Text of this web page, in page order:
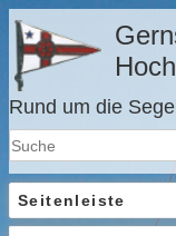
Rund um die
Seitenleiste